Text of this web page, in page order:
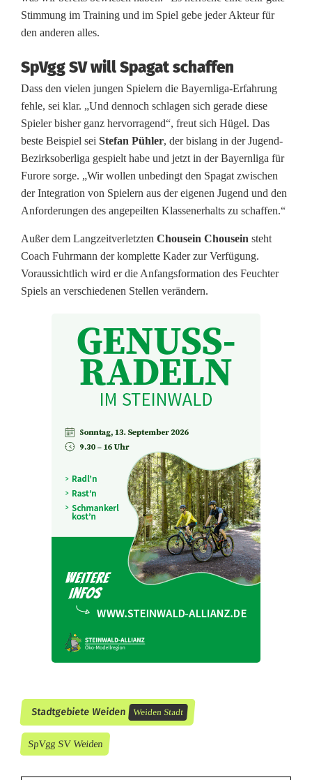
l
l
e
n
n
a
c
h
b
a
r
n
e
r
Z
u
Stimmung im Training und im Spiel gebe jeder Akteur für
den anderen alles.
SpVgg SV will Spagat schaffen
Dass den vielen jungen Spielern die Bayernliga-Erfahrung
fehle, sei klar. „Und dennoch schlagen sich gerade diese
Spieler bisher ganz hervorragend“, freut sich Hügel. Das
beste Beispiel sei Stefan Pühler, der bislang in der Jugend-
Bezirksoberliga gespielt habe und jetzt in der Bayernliga für
Furore sorge. „Wir wollen unbedingt den Spagat zwischen
der Integration von Spielern aus der eigenen Jugend und den
Anforderungen des angepeilten Klassenerhalts zu schaffen.“
Außer dem Langzeitverletzten Chousein Chousein steht
Coach Fuhrmann der komplette Kader zur Verfügung.
Voraussichtlich wird er die Anfangsformation des Feuchter
Spiels an verschiedenen Stellen verändern.
Stadtgebiete Weiden Weiden Stadt
SpVgg SV Weiden